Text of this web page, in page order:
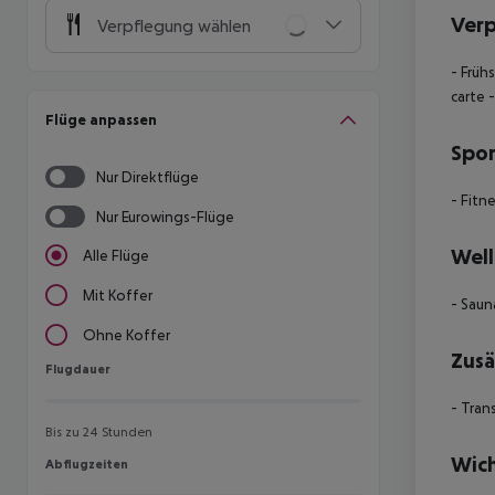
Verpflegung wählen
Flüge anpassen
Nur Direktflüge
Nur Eurowings-Flüge
Alle Flüge
Mit Koffer
Ohne Koffer
Flugdauer
Flugdauer
Bis zu 24 Stunden
Abflugzeiten
Abflugzeiten
-
carte
-
-
-